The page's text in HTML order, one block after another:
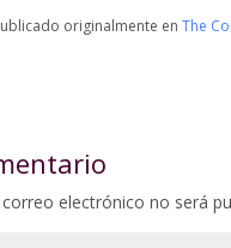
originalmente en The
electrónico no será